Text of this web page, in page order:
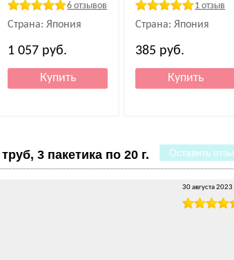
6 отзывов
Страна: Япония
1 057 руб.
1 отзыв
Страна: Япония
385 руб.
Оставить
3 пакетика по 20 г.
30 августа 2023